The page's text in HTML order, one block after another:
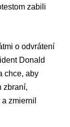
zabili
o odvrátení
Donald
chce, aby
zbraní,
zmiernil